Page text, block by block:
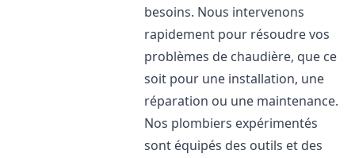
besoins. Nous intervenons
rapidement pour résoudre vos
problèmes de chaudière, que ce
soit pour une installation, une
réparation ou une maintenance.
Nos plombiers expérimentés
sont équipés des outils et des